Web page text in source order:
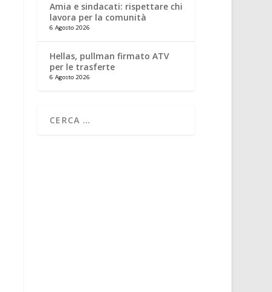
Amia e sindacati: rispettare chi
lavora per la comunità
6 Agosto 2026
Hellas, pullman firmato ATV
per le trasferte
6 Agosto 2026